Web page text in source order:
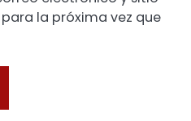
la próxima vez que